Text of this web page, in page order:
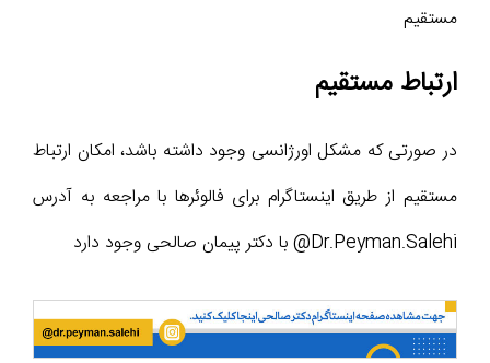
مستقیم
ارتباط مستقیم
در صورتی که مشکل اورژانسی وجود داشته باشد، امکان ارتباط
مستقیم از طریق اینستاگرام برای فالوئرها با مراجعه به آدرس
Dr.Peyman.Salehi@ با دکتر پیمان صالحی وجود دارد